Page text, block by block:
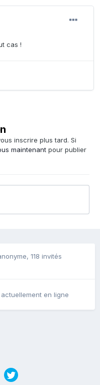
cas !
inscrire plus tard. Si
maintenant pour publier
118 invités
en ligne